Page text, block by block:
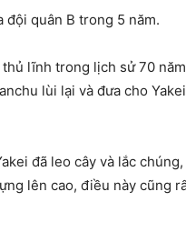
đội quân B trong 5 năm.
lĩnh trong lịch sử 70
lùi lại và đưa cho
đã leo cây và lắc
lên cao, điều này cũng